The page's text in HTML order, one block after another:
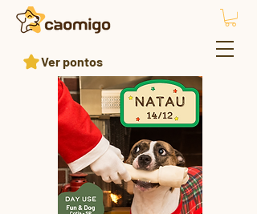
Ver pontos